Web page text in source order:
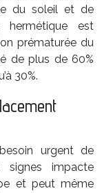
du soleil et de
hermétique est
prématurée du
de plus de 60%
30%.
urgent de
signes impacte
et peut même